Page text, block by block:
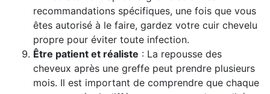
recommandations spécifiques, une fois que vous
êtes autorisé à le faire, gardez votre cuir chevelu
propre pour éviter toute infection.
Être patient et réaliste : La repousse des
cheveux après une greffe peut prendre plusieurs
mois. Il est important de comprendre que chaque